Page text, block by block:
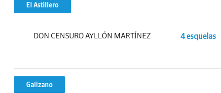
El Astillero
DON CENSURO AYLLÓN MARTÍNEZ 4 esquelas
Galizano